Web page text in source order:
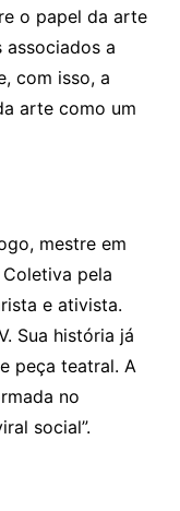
o papel da arte
a
com isso, a
arte como um
mestre em
pela
e ativista.
Sua história já
peça teatral. A
no
social”.